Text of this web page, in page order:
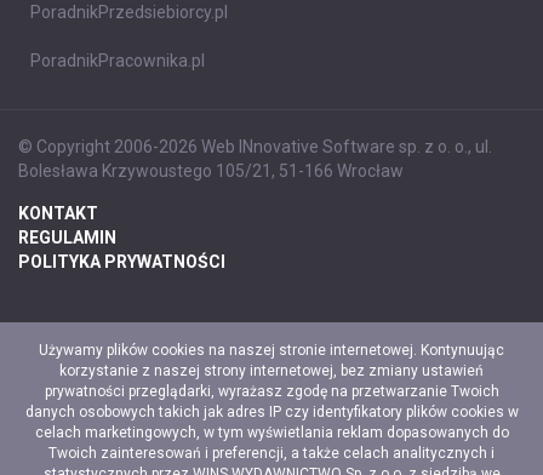
PoradnikPrzedsiebiorcy.pl
PoradnikPracownika.pl
© Copyright 2006-2026 Web INnovative Software sp. z o. o., ul.
Bolesława Krzywoustego 105/21, 51-166 Wrocław
KONTAKT
REGULAMIN
POLITYKA PRYWATNOŚCI
Używamy plików cookies na naszej stronie internetowej. Kontynuując
korzystanie z naszej strony internetowej, bez zmiany ustawień
prywatności przeglądarki, wyrażasz zgodę na przetwarzanie Twoich
danych osobowych takich jak adres IP czy identyfikatory plików cookies w
celach marketingowych, w tym wyświetlania reklam dopasowanych do
Twoich zainteresowań i preferencji, a także celach analitycznych i